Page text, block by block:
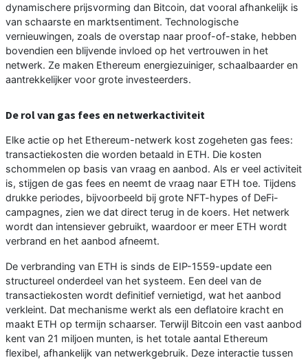
dynamischere prijsvorming dan Bitcoin, dat vooral afhankelijk is
van schaarste en marktsentiment. Technologische
vernieuwingen, zoals de overstap naar proof-of-stake, hebben
bovendien een blijvende invloed op het vertrouwen in het
netwerk. Ze maken Ethereum energiezuiniger, schaalbaarder en
aantrekkelijker voor grote investeerders.
De rol van gas fees en netwerkactiviteit
Elke actie op het Ethereum-netwerk kost zogeheten gas fees:
transactiekosten die worden betaald in ETH. Die kosten
schommelen op basis van vraag en aanbod. Als er veel activiteit
is, stijgen de gas fees en neemt de vraag naar ETH toe. Tijdens
drukke periodes, bijvoorbeeld bij grote NFT-hypes of DeFi-
campagnes, zien we dat direct terug in de koers. Het netwerk
wordt dan intensiever gebruikt, waardoor er meer ETH wordt
verbrand en het aanbod afneemt.
De verbranding van ETH is sinds de EIP-1559-update een
structureel onderdeel van het systeem. Een deel van de
transactiekosten wordt definitief vernietigd, wat het aanbod
verkleint. Dat mechanisme werkt als een deflatoire kracht en
maakt ETH op termijn schaarser. Terwijl Bitcoin een vast aanbod
kent van 21 miljoen munten, is het totale aantal Ethereum
flexibel, afhankelijk van netwerkgebruik. Deze interactie tussen